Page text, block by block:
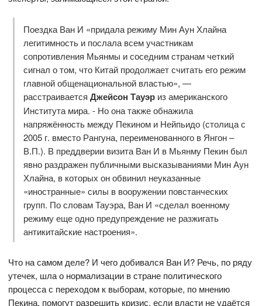
Поездка Ван И «придала режиму Мин Аун Хлайна
легитимность и послала всем участникам
сопротивления Мьянмы и соседним странам четкий
сигнал о том, что Китай продолжает считать его режим
главной общенациональной властью», —
расстраивается Джейсон Тауэриз американского
Института мира. - Но она также обнажила
напряжённость между Пекином и Нейпьидо (столица с
2005 г. вместо Рангуна, переименованного в Янгон –
В.П.). В преддверии визита Ван И в Мьянму Пекин был
явно раздражен публичными высказываниями Мин Аун
Хлайна, в которых он обвинил неуказанные
«иностранные» силы в вооружении повстанческих
групп. По словам Тауэра, Ван И «сделал военному
режиму еще одно предупреждение не разжигать
антикитайские настроения».
Что на самом деле? И чего добивался Ван И? Речь, по ряду
утечек, шла о нормализации в стране политического
процесса с переходом к выборам, которые, по мнению
Пекина, помогут разрешить кризис, если власти не удаётся